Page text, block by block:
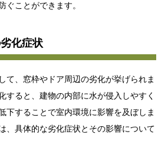
ぐことができます。
化症状
て、窓枠やドア周辺の劣化が挙げられま
すると、建物の内部に水が侵入しやすく
下することで室内環境に影響を及ぼしま
、具体的な劣化症状とその影響について